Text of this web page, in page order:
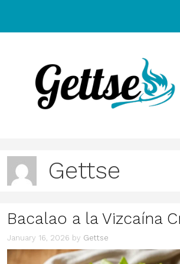
content
Gettse
Bacalao a la Vizcaína
January 16, 2026 by Gettse